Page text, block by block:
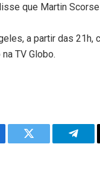
que Martin
a partir das 21h,
TV Globo.
Twitter